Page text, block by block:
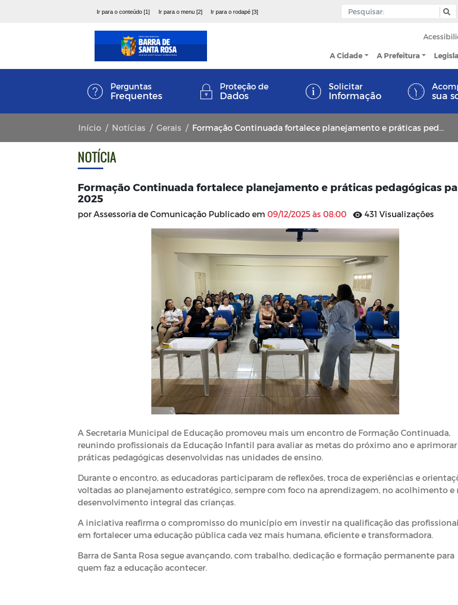
Ir para o conteúdo [1] Ir para o menu [2] Ir para o rodapé [3]
A Cidade A Prefeitura
Perguntas
Frequentes
Proteção de
Dados
Solicitar
Informação sua
Início Notícias Gerais Formação Continuada fortalece planejamento e práticas pedagógicas para 2025
NOTÍCIA
Formação Continuada fortalece planejamento e práticas pedagógicas
2025
por Assessoria de Comunicação Publicado em 09/12/2025 às 08:00 431 Visualizações
A Secretaria Municipal de Educação promoveu mais um encontro de Formação Continuada,
reunindo profissionais da Educação Infantil para avaliar as metas do próximo ano e aprimorar
práticas pedagógicas desenvolvidas nas unidades de ensino.
Durante o encontro, as educadoras participaram de reflexões, troca de experiências e
voltadas ao planejamento estratégico, sempre com foco na aprendizagem, no acolhimento e
desenvolvimento integral das crianças.
A iniciativa reafirma o compromisso do município em investir na qualificação das
em fortalecer uma educação pública cada vez mais humana, eficiente e transformadora.
Barra de Santa Rosa segue avançando, com trabalho, dedicação e formação permanente para
quem faz a educação acontecer.